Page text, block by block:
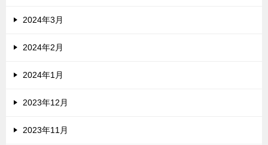
2024年3月
2024年2月
2024年1月
2023年12月
2023年11月